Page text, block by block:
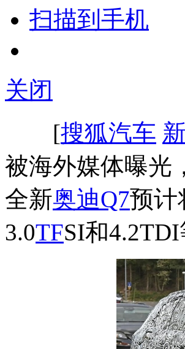
扫描到手机
关闭
[搜狐汽车
被海外媒体曝光
全新奥迪Q7预计
3.0TFSI和